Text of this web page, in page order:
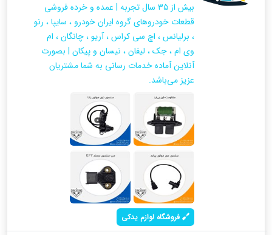
بیش از ۳۵ سال تجربه | عمده و خرده فروشی
قطعات خودروهای گروه ایران خودرو ، سایپا ، رنو
، برلیانس ، اچ سی کراس ، آریو ، چانگان ، ام
وی ام ، جک ، لیفان ، نیسان و پیکان | بصورت
آنلاین آماده خدمات رسانی به شما مشتریان
عزیز می‌باشد.
فروشگاه لوازم یدکی